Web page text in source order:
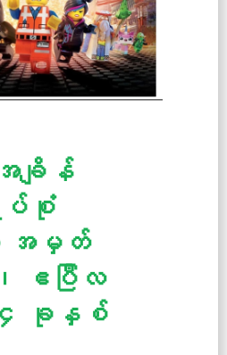
အချိန်
ပ်စုံ
) အမှတ်
ဧပြီလ
ခုနှစ်